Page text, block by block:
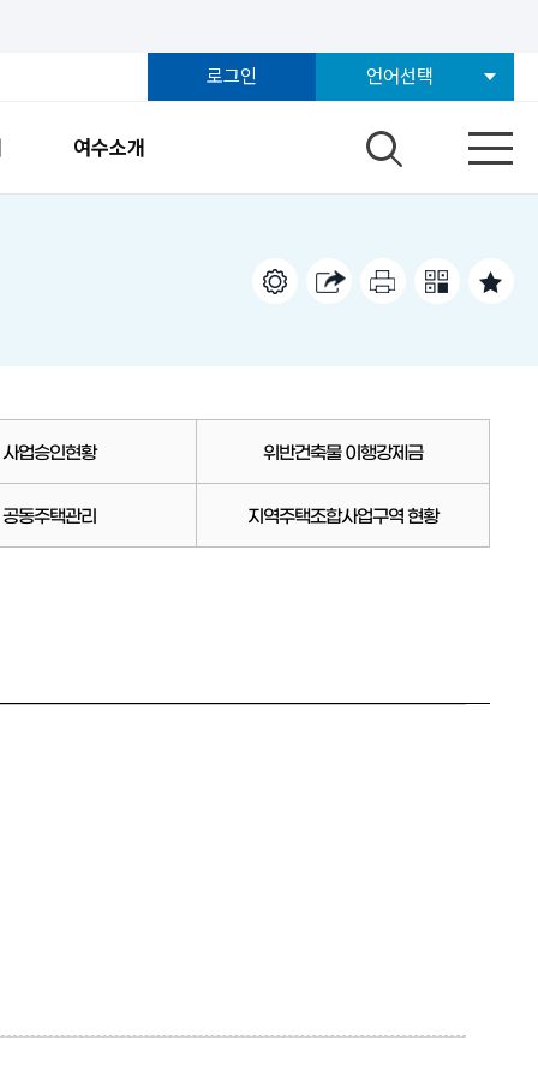
로그인 언어선택
여수소개
사업승인현황 위반건축물 이행강제금
공동주택관리 지역주택조합사업구역 현황